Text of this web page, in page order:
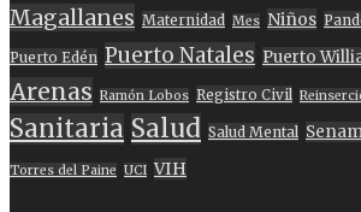
Magallanes Maternidad Mes Niños
Puerto Edén Puerto Natales Puerto
Arenas Ramón Lobos Registro Civil
Sanitaria Salud Salud Mental
Torres del Paine UCI VIH